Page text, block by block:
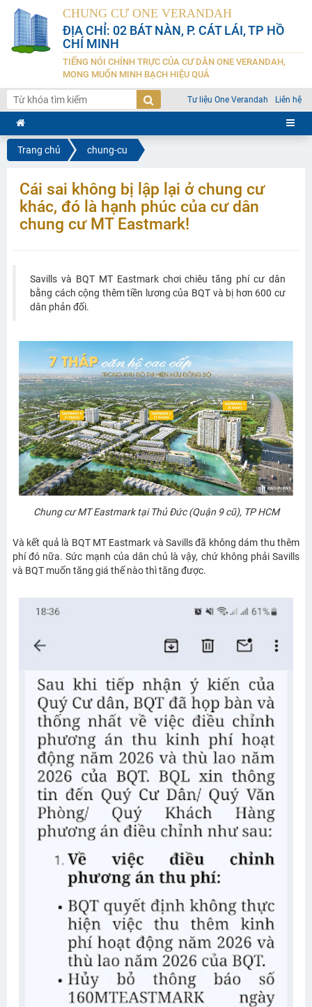
CHUNG CƯ ONE VERANDAH
ĐỊA CHỈ: 02 BÁT NÀN, P. CÁT LÁI, TP HỒ
CHÍ MINH
TIẾNG NÓI CHÍNH TRỰC CỦA CƯ DÂN ONE VERANDAH,
MONG MUỐN MINH BẠCH HIỆU QUẢ
Tư liệu One Verandah Liên hệ
Trang chủ chung-cu
Cái sai không bị lập lại ở chung cư
khác, đó là hạnh phúc của cư dân
chung cư MT Eastmark!
Savills và BQT MT Eastmark chơi chiêu tăng phí cư dân
bằng cách cộng thêm tiền lương của BQT và bị hơn 600 cư
dân phản đối.
Chung cư MT Eastmark tại Thủ Đức (Quận 9 cũ), TP HCM
Và kết quả là BQT MT Eastmark và Savills đã không dám thu thêm
phí đó nữa. Sức mạnh của dân chủ là vậy, chứ không phải Savills
và BQT muốn tăng giá thế nào thì tăng được.